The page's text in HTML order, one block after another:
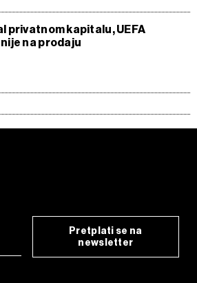
privatnom kapitalu, UEFA
na prodaju
Pretplati se na
newsletter